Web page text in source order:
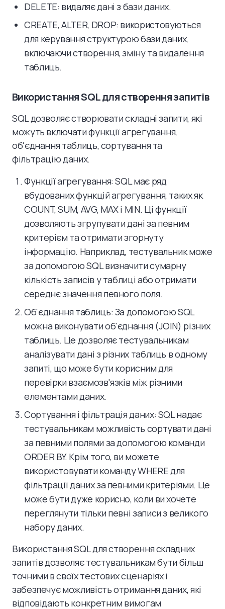
DELETE: видаляє дані з бази даних.
CREATE, ALTER, DROP: використовуються
для керування структурою бази даних,
включаючи створення, зміну та видалення
таблиць.
Використання SQL для створення запитів
SQL дозволяє створювати складні запити, які
можуть включати функції агрегування,
об'єднання таблиць, сортування та
фільтрацію даних.
Функції агрегування: SQL має ряд
вбудованих функцій агрегування, таких як
COUNT, SUM, AVG, MAX і MIN. Ці функції
дозволяють згрупувати дані за певним
критерієм та отримати згорнуту
інформацію. Наприклад, тестувальник може
за допомогою SQL визначити сумарну
кількість записів у таблиці або отримати
середнє значення певного поля.
Об'єднання таблиць: За допомогою SQL
можна виконувати об'єднання (JOIN) різних
таблиць. Це дозволяє тестувальникам
аналізувати дані з різних таблиць в одному
запиті, що може бути корисним для
перевірки взаємозв'язків між різними
елементами даних.
Сортування і фільтрація даних: SQL надає
тестувальникам можливість сортувати дані
за певними полями за допомогою команди
ORDER BY. Крім того, ви можете
використовувати команду WHERE для
фільтрації даних за певними критеріями. Це
може бути дуже корисно, коли ви хочете
переглянути тільки певні записи з великого
набору даних.
Використання SQL для створення складних
запитів дозволяє тестувальникам бути більш
точними в своїх тестових сценаріях і
забезпечує можливість отримання даних, які
відповідають конкретним вимогам